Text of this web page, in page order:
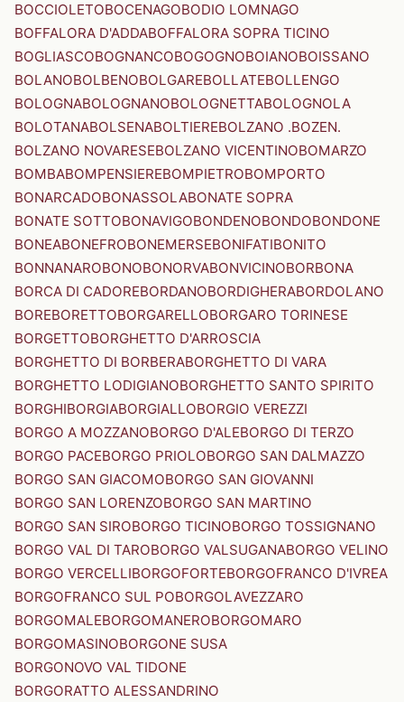
BOCCIOLETOBOCENAGOBODIO LOMNAGO
BOFFALORA D'ADDABOFFALORA SOPRA TICINO
BOGLIASCOBOGNANCOBOGOGNOBOIANOBOISSANO
BOLANOBOLBENOBOLGAREBOLLATEBOLLENGO
BOLOGNABOLOGNANOBOLOGNETTABOLOGNOLA
BOLOTANABOLSENABOLTIEREBOLZANO .BOZEN.
BOLZANO NOVARESEBOLZANO VICENTINOBOMARZO
BOMBABOMPENSIEREBOMPIETROBOMPORTO
BONARCADOBONASSOLABONATE SOPRA
BONATE SOTTOBONAVIGOBONDENOBONDOBONDONE
BONEABONEFROBONEMERSEBONIFATIBONITO
BONNANAROBONOBONORVABONVICINOBORBONA
BORCA DI CADOREBORDANOBORDIGHERABORDOLANO
BOREBORETTOBORGARELLOBORGARO TORINESE
BORGETTOBORGHETTO D'ARROSCIA
BORGHETTO DI BORBERABORGHETTO DI VARA
BORGHETTO LODIGIANOBORGHETTO SANTO SPIRITO
BORGHIBORGIABORGIALLOBORGIO VEREZZI
BORGO A MOZZANOBORGO D'ALEBORGO DI TERZO
BORGO PACEBORGO PRIOLOBORGO SAN DALMAZZO
BORGO SAN GIACOMOBORGO SAN GIOVANNI
BORGO SAN LORENZOBORGO SAN MARTINO
BORGO SAN SIROBORGO TICINOBORGO TOSSIGNANO
BORGO VAL DI TAROBORGO VALSUGANABORGO VELINO
BORGO VERCELLIBORGOFORTEBORGOFRANCO D'IVREA
BORGOFRANCO SUL POBORGOLAVEZZARO
BORGOMALEBORGOMANEROBORGOMARO
BORGOMASINOBORGONE SUSA
BORGONOVO VAL TIDONE
BORGORATTO ALESSANDRINO